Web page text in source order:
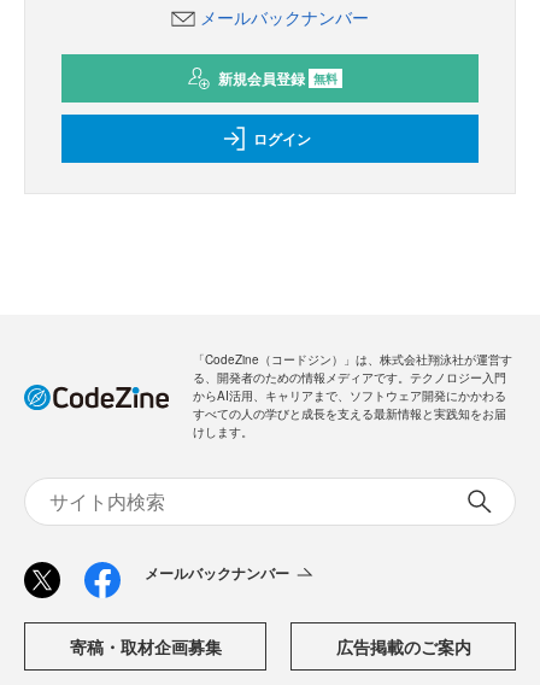
メールバックナンバー
新規会員登録 無料
ログイン
「CodeZine（コードジン）」は、株式会社翔泳社が運営す
る、開発者のための情報メディアです。テクノロジー入門
からAI活用、キャリアまで、ソフトウェア開発にかかわる
すべての人の学びと成長を支える最新情報と実践知をお届
けします。
メールバックナンバー
寄稿・取材企画募集 広告掲載のご案内